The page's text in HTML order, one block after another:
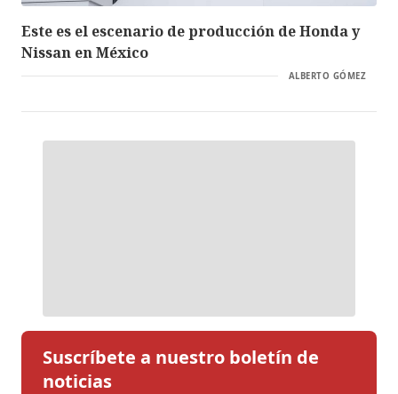
Este es el escenario de producción de Honda y
Nissan en México
ALBERTO GÓMEZ
Suscríbete a nuestro boletín de
noticias